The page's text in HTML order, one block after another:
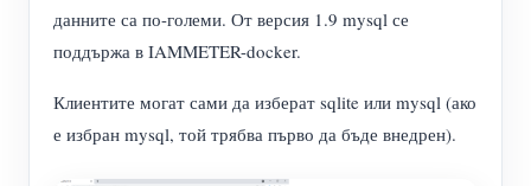
данните са по-големи. От версия 1.9 mysql се
поддържа в IAMMETER-docker.
Клиентите могат сами да изберат sqlite или mysql (ако
е избран mysql, той трябва първо да бъде внедрен).